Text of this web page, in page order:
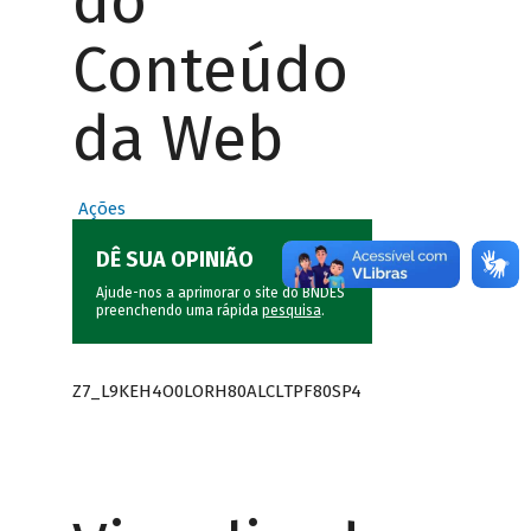
Conteúdo
da Web
Ações
DÊ SUA OPINIÃO
Ajude-nos a aprimorar o site do BNDES
preenchendo uma rápida pesquisa.
Z7_L9KEH4O0LORH80ALCLTPF80SP4